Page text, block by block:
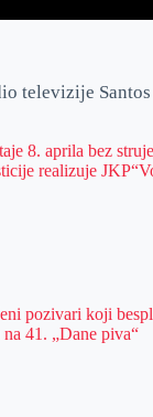
televizije Santos
8. aprila bez struje
realizuje
pozivari koji
41. „Dane piva“